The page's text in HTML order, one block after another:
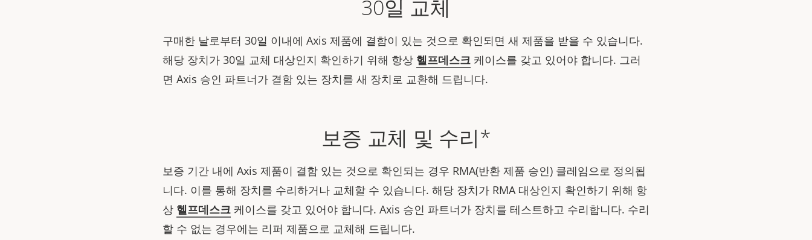
30일 교체
구매한 날로부터 30일 이내에 Axis 제품에 결함이 있는 것으로 확인되면 새 제품을 받을 수 있습니다.
해당 장치가 30일 교체 대상인지 확인하기 위해 항상 헬프데스크케이스를 갖고 있어야 합니다. 그러
면 Axis 승인 파트너가 결함 있는 장치를 새 장치로 교환해 드립니다.
보증 교체 및 수리*
보증 기간 내에 Axis 제품이 결함 있는 것으로 확인되는 경우 RMA(반환 제품 승인) 클레임으로 정의됩
니다. 이를 통해 장치를 수리하거나 교체할 수 있습니다. 해당 장치가 RMA 대상인지 확인하기 위해 항
상 헬프데스크케이스를 갖고 있어야 합니다. Axis 승인 파트너가 장치를 테스트하고 수리합니다. 수리
할 수 없는 경우에는 리퍼 제품으로 교체해 드립니다.